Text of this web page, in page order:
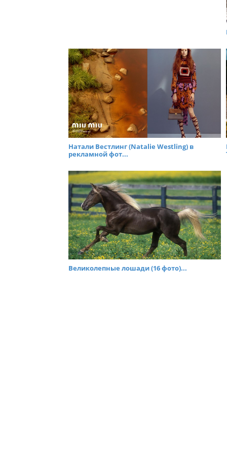
Натали Вестлинг (Natalie Westling) в
рекламной фот...
Великолепные лошади (16 фото)...